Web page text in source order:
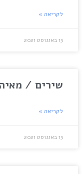
לקריאה »
13 באוגוסט 2021
שירים / מאיה
לקריאה »
13 באוגוסט 2021